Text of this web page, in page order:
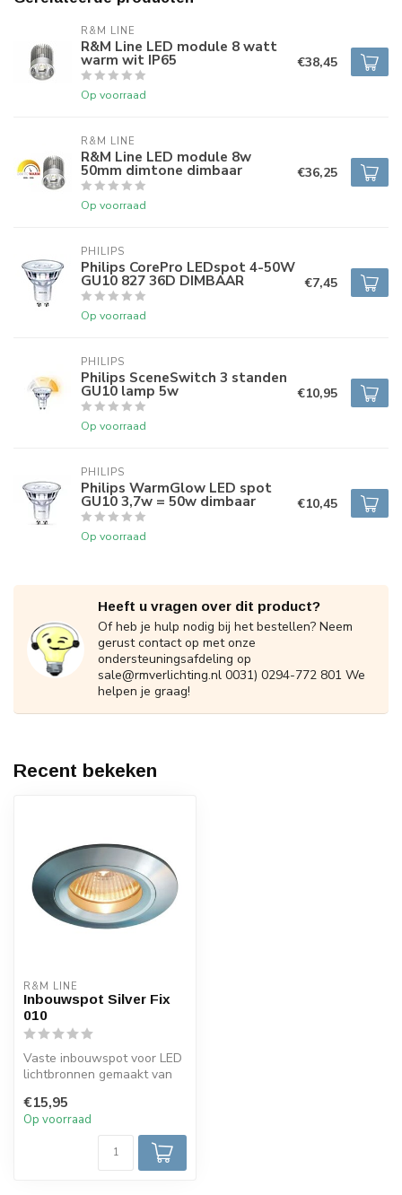
R&M LINE
R&M Line LED module 8 watt
warm wit IP65
Op voorraad
€38,45
R&M LINE
R&M Line LED module 8w
50mm dimtone dimbaar
Op voorraad
€36,25
PHILIPS
Philips CorePro LEDspot 4-50W
GU10 827 36D DIMBAAR
Op voorraad
€7,45
PHILIPS
Philips SceneSwitch 3 standen
GU10 lamp 5w
Op voorraad
€10,95
PHILIPS
Philips WarmGlow LED spot
GU10 3,7w = 50w dimbaar
Op voorraad
€10,45
Heeft u vragen over dit product?
Of heb je hulp nodig bij het bestellen? Neem
gerust contact op met onze
ondersteuningsafdeling op
sale@rmverlichting.nl 0031) 0294-772 801 We
helpen je graag!
Recent bekeken
R&M LINE
Inbouwspot Silver Fix
010
Vaste inbouwspot voor LED
lichtbronnen gemaakt van
gedra...
€15,95
Op voorraad